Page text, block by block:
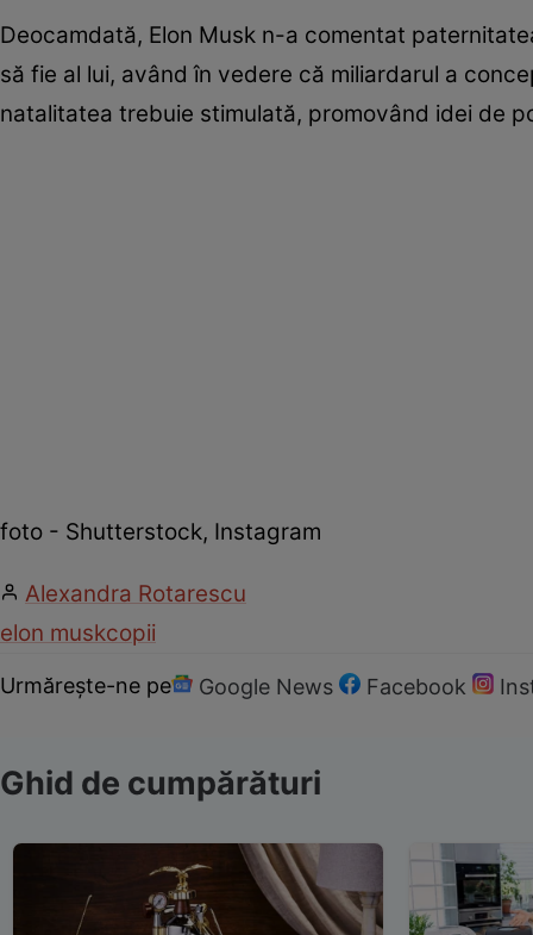
Deocamdată, Elon Musk n-a comentat
să fie al lui, având în vedere că miliardarul a
natalitatea trebuie stimulată, promovând idei de
foto - Shutterstock, Instagram
Alexandra Rotarescu
elon muskcopii
Urmărește-ne pe Google News Facebook
Ghid de cumpărături